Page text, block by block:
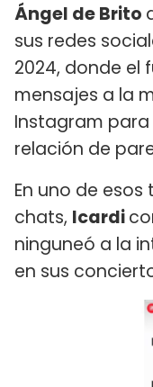
Ángel de Brito
sus redes
2024, donde el
mensajes a la
Instagram
relación de
En uno de esos
chats, Icardi
ninguneó a la
en sus